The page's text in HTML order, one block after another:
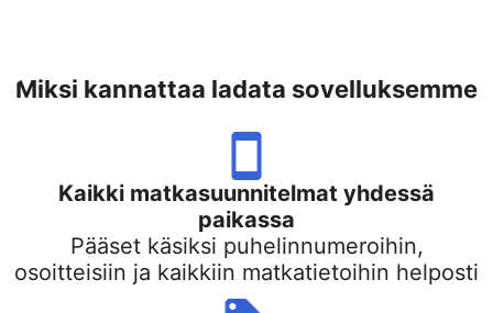
Miksi kannattaa ladata sovelluksemme
Kaikki matkasuunnitelmat yhdessä
paikassa
Pääset käsiksi puhelinnumeroihin,
osoitteisiin ja kaikkiin matkatietoihin helposti